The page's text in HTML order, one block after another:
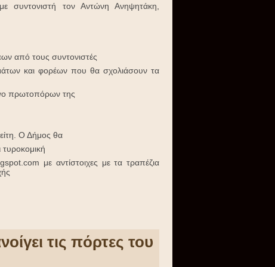
συντονιστή τον Αντώνη Ανηψητάκη,
από τους συντονιστές
και φορέων που θα σχολιάσουν τα
πρωτοπόρων της
Ο Δήμος θα
με αντίστοιχες με τα τραπέζια
τις πόρτες του